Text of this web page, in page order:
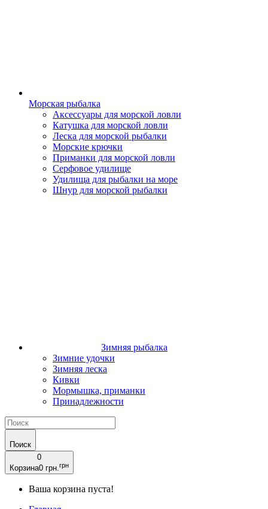
Морская рыбалка
Аксессуары для морской ловли
Катушка для морской ловли
Леска для морской рыбалки
Морские крючки
Приманки для морской ловли
Серфовое удилище
Удилища для рыбалки на море
Шнур для морской рыбалки
Зимняя рыбалка
Зимние удочки
Зимняя леска
Кивки
Мормышка, приманки
Принадлежности
Поиск
0
Корзина0 грн. грн
Ваша корзина пуста!